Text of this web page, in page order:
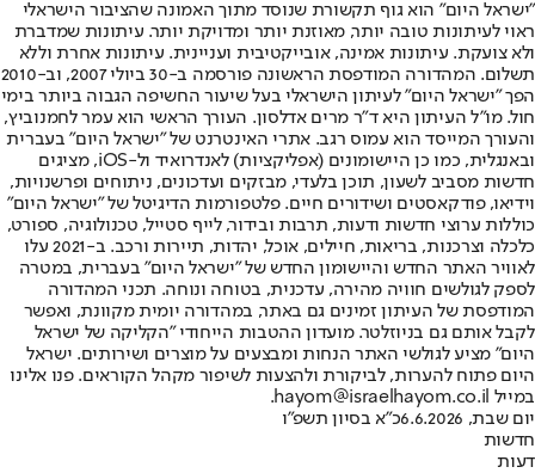
"ישראל היום" הוא גוף תקשורת שנוסד מתוך האמונה שהציבור הישראלי
ראוי לעיתונות טובה יותר, מאוזנת יותר ומדויקת יותר. עיתונות שמדברת
ולא צועקת. עיתונות אמינה, אובייקטיבית ועניינית. עיתונות אחרת וללא
תשלום. המהדורה המודפסת הראשונה פורסמה ב-30 ביולי 2007, וב-2010
הפך "ישראל היום" לעיתון הישראלי בעל שיעור החשיפה הגבוה ביותר בימי
חול. מו"ל העיתון היא ד"ר מרים אדלסון. העורך הראשי הוא עמר לחמנוביץ,
והעורך המייסד הוא עמוס רגב. אתרי האינטרנט של "ישראל היום" בעברית
ובאנגלית, כמו כן היישומונים (אפליקציות) לאנדרואיד ול-iOS, מציגים
חדשות מסביב לשעון, תוכן בלעדי, מבזקים ועדכונים, ניתוחים ופרשנויות,
וידיאו, פודקאסטים ושידורים חיים. פלטפורמות הדיגיטל של "ישראל היום"
כוללות ערוצי חדשות ודעות, תרבות ובידור, לייף סטייל, טכנולוגיה, ספורט,
כלכלה וצרכנות, בריאות, חיילים, אוכל, יהדות, תיירות ורכב. ב-2021 עלו
לאוויר האתר החדש והיישומון החדש של "ישראל היום" בעברית, במטרה
לספק לגולשים חוויה מהירה, עדכנית, בטוחה ונוחה. תכני המהדורה
המודפסת של העיתון זמינים גם באתר, במהדורה יומית מקוונת, ואפשר
לקבל אותם גם בניוזלטר. מועדון ההטבות הייחודי "הקליקה של ישראל
היום" מציע לגולשי האתר הנחות ומבצעים על מוצרים ושירותים. ישראל
היום פתוח להערות, לביקורת ולהצעות לשיפור מקהל הקוראים. פנו אלינו
במייל hayom@israelhayom.co.il.
יום שבת, 6.6.2026
כ"א בסיון תשפ"ו
חדשות
דעות